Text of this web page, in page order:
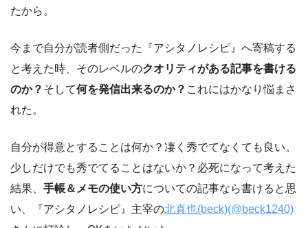
たから。
今まで自分が読者側だった『アシタノレシピ』へ寄稿する
と考えた時、そのレベルのクオリティがある記事を書ける
のか？ そして何を発信出来るのか？ これにはかなり悩まさ
れた。
自分が得意とすることは何か？凄く秀でてなくても良い。
少しだけでも秀でてることはないか？必死になって考えた
結果、 手帳＆メモの使い方についての記事なら書けると思
い、『アシタノレシピ』主宰の北真也(beck)(@beck1240)